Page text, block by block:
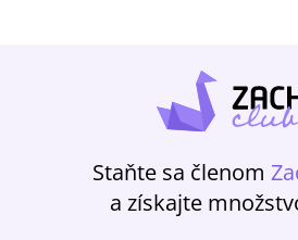
Staňte sa členom
a získajte